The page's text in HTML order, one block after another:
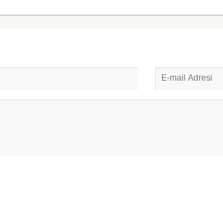
E-mail Adresi